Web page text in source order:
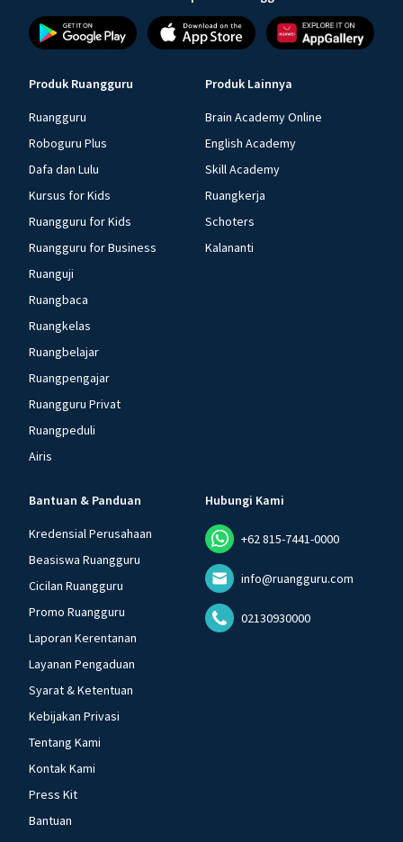
Produk Ruangguru
Ruangguru
Roboguru Plus
Dafa dan Lulu
Kursus for Kids
Ruangguru for Kids
Ruangguru for Business
Ruanguji
Ruangbaca
Ruangkelas
Ruangbelajar
Ruangpengajar
Ruangguru Privat
Ruangpeduli
Airis
Produk Lainnya
Brain Academy Online
English Academy
Skill Academy
Ruangkerja
Schoters
Kalananti
Bantuan & Panduan
Kredensial Perusahaan
Beasiswa Ruangguru
Cicilan Ruangguru
Promo Ruangguru
Laporan Kerentanan
Layanan Pengaduan
Syarat & Ketentuan
Kebijakan Privasi
Tentang Kami
Kontak Kami
Press Kit
Bantuan
Hubungi Kami
+62 815-7441-0000
info@ruangguru.com
02130930000